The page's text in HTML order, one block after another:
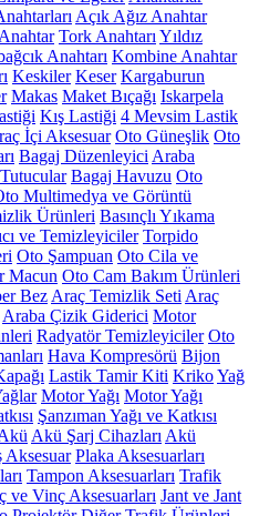
Açık Ağız Anahtar
Tork Anahtarı Yıldız
Anahtarı Kombine Anahtar
Keskiler Keser Kargaburun
Makas Maket Bıçağı Iskarpela
Kış Lastiği 4 Mevsim Lastik
İçi Aksesuar Oto Güneşlik Oto
Bagaj Düzenleyici Araba
Bagaj Havuzu Oto
Multimedya ve Görüntü
Ürünleri Basınçlı Yıkama
ve Temizleyiciler Torpido
Oto Şampuan Oto Cila ve
Macun Oto Cam Bakım Ürünleri
Bez Araç Temizlik Seti Araç
Araba Çizik Giderici Motor
Radyatör Temizleyiciler Oto
Hava Kompresörü Bijon
Lastik Tamir Kiti KrikoYağ
Motor Yağı Motor Yağı
Şanzıman Yağı ve Katkısı
Akü Şarj Cihazları Akü
Aksesuar Plaka Aksesuarları
Tampon Aksesuarları Trafik
ve Vinç Aksesuarları Jant ve Jant